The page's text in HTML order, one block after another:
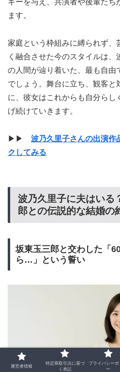
ギーを与え、共演者や後輩たち
ます。
家庭という枠組みに縛られず、
く融合させた今のスタイルは、
の人間が辿り着いた、最も自由
でしょう。舞台に立ち、観客と
に、彼女はこれからも自分らし
げ続けていきます。
▶▶ 波乃久里子さんの出演作
クしてみる
波乃久里子に夫はいる
郎との伝説的な結婚の
坂東玉三郎と交わした「
ら…」という誓い
運営者情報
特定商取引法に基づ
く表記
プライバシーポ
ー